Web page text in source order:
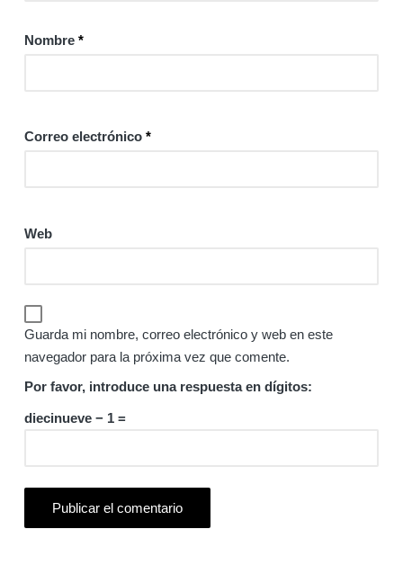
Nombre *
Correo electrónico *
Web
Guarda mi nombre, correo electrónico y web en este
navegador para la próxima vez que comente.
Por favor, introduce una respuesta en dígitos:
diecinueve − 1 =